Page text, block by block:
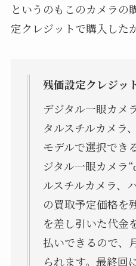
というのもこのカメラの
定クレジットで購入した
残価設定クレジッ
デジタル一眼カメ
タルスチルカメラ
モデルで選択でき
ジタル一眼カメラ
ルスチルカメラ、
の買取予定価格を
を差し引いた代金
払いできるので、
られます。最終回